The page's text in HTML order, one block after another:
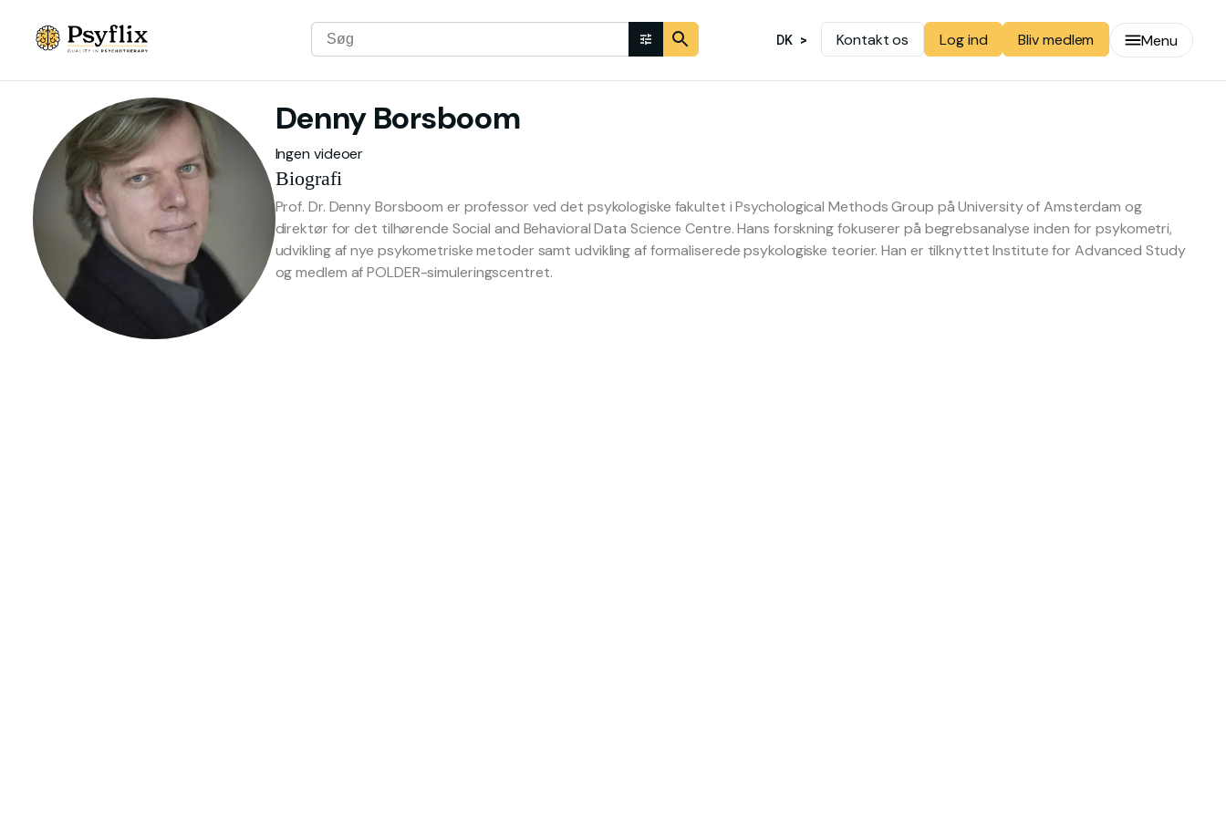
DK Kontakt os Log ind Bliv medlem Menu
Denny Borsboom
Ingen videoer
Biografi
Prof. Dr. Denny Borsboom er professor ved det psykologiske fakultet i Psychological Methods Group på University of Amsterdam og
direktør for det tilhørende Social and Behavioral Data Science Centre. Hans forskning fokuserer på begrebsanalyse inden for psykometri,
udvikling af nye psykometriske metoder samt udvikling af formaliserede psykologiske teorier. Han er tilknyttet Institute for Advanced Study
og medlem af POLDER-simuleringscentret.